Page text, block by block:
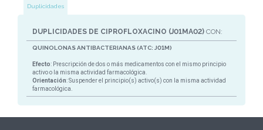
Duplicidades
DUPLICIDADES DE CIPROFLOXACINO (J01MA02) CON:
QUINOLONAS ANTIBACTERIANAS (ATC: J01M)
Efecto: Prescripción de dos o más medicamentos con el mismo principio
activo o la misma actividad farmacológica.
Orientación: Suspender el principio(s) activo(s) con la misma actividad
farmacológica.